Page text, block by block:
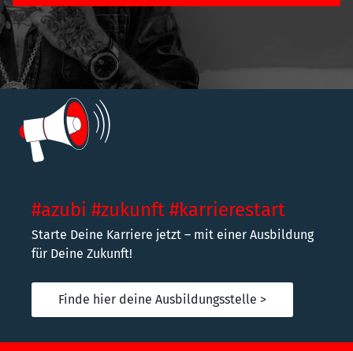
#azubi #zukunft #karrierestart
Starte Deine Karriere jetzt – mit einer Ausbildung
für Deine Zukunft!
Finde hier deine Ausbildungsstelle >